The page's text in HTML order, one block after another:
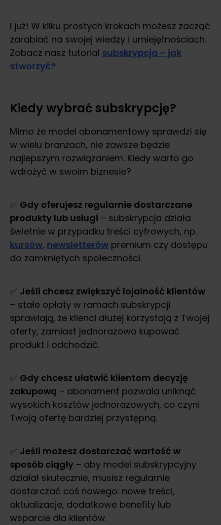
I już! W kilku prostych krokach możesz zacząć
zarabiać na swojej wiedzy i umiejętnościach.
Zobacz nasz tutorial subskrypcja – jak
stworzyć?
Kiedy wybrać subskrypcję?
Mimo że model abonamentowy sprawdzi się
w wielu branżach, nie zawsze będzie
najlepszym rozwiązaniem. Kiedy warto go
wdrożyć w swoim biznesie?
✅ Gdy oferujesz regularnie dostarczane
produkty lub usługi – subskrypcja działa
świetnie w przypadku treści cyfrowych, np.
kursów, newsletterów premium czy dostępu
do zamkniętych społeczności.
✅ Jeśli chcesz zwiększyć lojalność klientów
– stałe opłaty w ramach subskrypcji
sprawiają, że klienci dłużej korzystają z Twojej
oferty, zamiast jednorazowo kupować
produkt i odchodzić.
✅ Gdy chcesz ułatwić klientom decyzję
zakupową – abonament pozwala uniknąć
wysokich kosztów jednorazowych, co czyni
Twoją ofertę bardziej przystępną.
✅ Jeśli możesz dostarczać wartość w
sposób ciągły – aby model subskrypcyjny
działał skutecznie, musisz regularnie
dostarczać coś nowego: nowe treści,
aktualizacje, dodatkowe benefity lub
wsparcie dla klientów.